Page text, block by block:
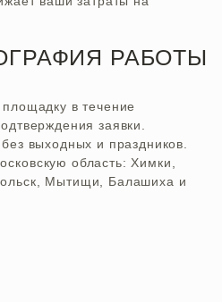
РАБОТЫ
в течение
заявки.
выходных и праздников.
область: Химки,
Мытищи, Балашиха и